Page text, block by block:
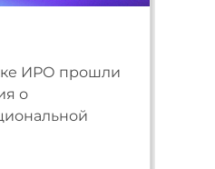
ИРО прошли
о